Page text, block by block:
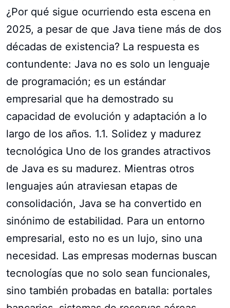
¿Por qué sigue ocurriendo esta escena en
2025, a pesar de que Java tiene más de dos
décadas de existencia? La respuesta es
contundente: Java no es solo un lenguaje
de programación; es un estándar
empresarial que ha demostrado su
capacidad de evolución y adaptación a lo
largo de los años. 1.1. Solidez y madurez
tecnológica Uno de los grandes atractivos
de Java es su madurez. Mientras otros
lenguajes aún atraviesan etapas de
consolidación, Java se ha convertido en
sinónimo de estabilidad. Para un entorno
empresarial, esto no es un lujo, sino una
necesidad. Las empresas modernas buscan
tecnologías que no solo sean funcionales,
sino también probadas en batalla: portales